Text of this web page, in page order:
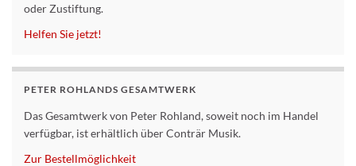
oder Zustiftung.
Helfen Sie jetzt!
PETER ROHLANDS GESAMTWERK
Das Gesamtwerk von Peter Rohland, soweit noch im Handel
verfügbar, ist erhältlich über Conträr Musik.
Zur Bestellmöglichkeit